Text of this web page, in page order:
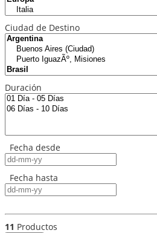
Ciudad de Destino
Duración
Fecha desde
Fecha hasta
11 Productos